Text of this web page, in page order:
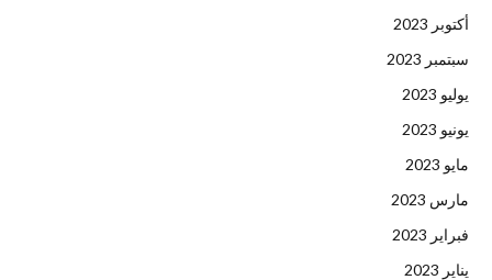
أكتوبر 2023
سبتمبر 2023
يوليو 2023
يونيو 2023
مايو 2023
مارس 2023
فبراير 2023
يناير 2023